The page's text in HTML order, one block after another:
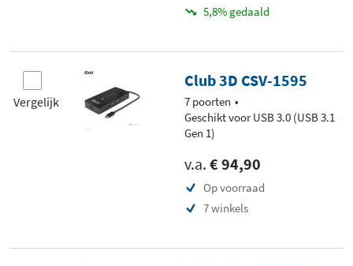
5,8% gedaald
Vergelijk
Club 3D CSV-1595
7 poorten
Geschikt voor USB 3.0 (USB 3.1
Gen 1)
v.a. € 94,90
Op voorraad
7 winkels